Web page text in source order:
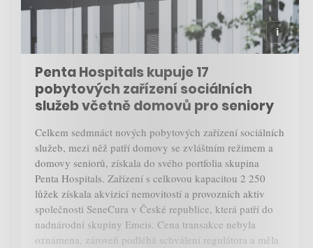
Penta Hospitals kupuje 17
pobytových zařízení sociálních
služeb včetně domovů pro seniory
Celkem sedmnáct nových pobytových zařízení sociálních
služeb, mezi něž patří domovy se zvláštním režimem a
domovy seniorů, získala do svého portfolia skupina
Penta Hospitals. Zařízení s celkovou kapacitou 2 250
lůžek získala akvizicí nemovitostí a provozních aktiv
společnosti SeneCura v České republice, která patří do
nadnárodní skupiny Emeis. Cena transakce nebyla
oznámena, zároveň podléhá schválení regulátora a měla